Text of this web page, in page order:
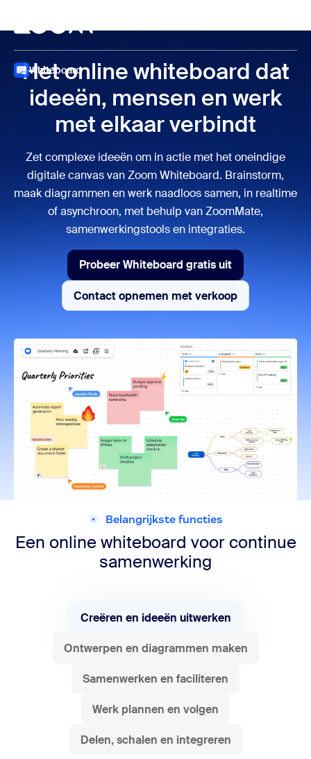
Whiteboard
Het online whiteboard dat
ideeën, mensen en werk
met elkaar verbindt
Zet complexe ideeën om in actie met het oneindige
digitale canvas van Zoom Whiteboard. Brainstorm,
maak diagrammen en werk naadloos samen, in realtime
of asynchroon, met behulp van ZoomMate,
samenwerkingstools en integraties.
Probeer Whiteboard gratis uit
Probeer Whiteboard gratis uit
Contact opnemen met verkoop
Contact opnemen met
Belangrijkste functies
Een online whiteboard voor continue
samenwerking
Creëren en ideeën uitwerken
Ontwerpen en diagrammen maken
Samenwerken en faciliteren
Werk plannen en volgen
Delen, schalen en integreren